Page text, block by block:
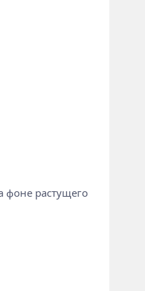
фоне растущего